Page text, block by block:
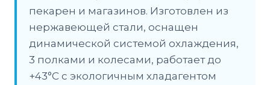
пекарен и магазинов. Изготовлен из
нержавеющей стали, оснащен
динамической системой охлаждения,
3 полками и колесами, работает до
+43°C с экологичным хладагентом